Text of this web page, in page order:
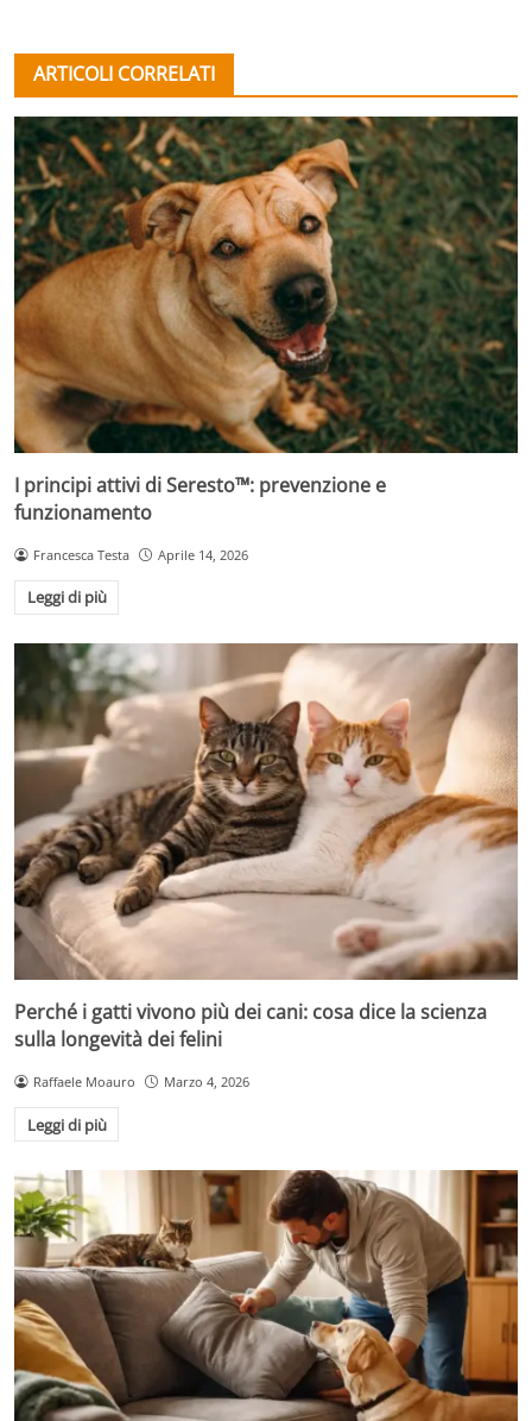
ARTICOLI CORRELATI
I principi attivi di Seresto™: prevenzione e
funzionamento
Francesca Testa Aprile 14, 2026
Leggi di più
Perché i gatti vivono più dei cani: cosa dice la scienza
sulla longevità dei felini
Raffaele Moauro Marzo 4, 2026
Leggi di più